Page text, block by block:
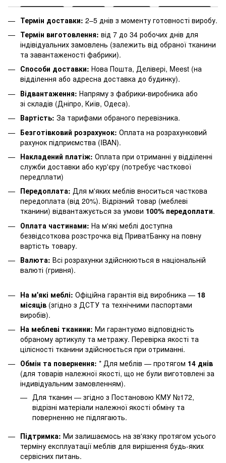
Термін доставки: 2–5 днів з моменту готовності виробу.
Термін виготовлення: від 7 до 34 робочих днів для
індівідуальних замовлень (залежить від обраної тканини
та завантаженості фабрики).
Способи доставки: Нова Пошта, Делівері, Meest (на
відділення або адресна доставка до будинку).
Відвантаження: Напряму з фабрики-виробника або
зі складів (Дніпро, Київ, Одеса).
Вартість: За тарифами обраного перевізника.
Безготівковий розрахунок: Оплата на розрахунковий
рахунок підприємства (IBAN).
Накладений платіж: Оплата при отриманні у відділенні
служби доставки або кур'єру (потребує часткової
передплати)
Передоплата: Для м'яких меблів вноситься часткова
передоплата (від 20%). Відрізний товар (меблеві
тканини) відвантажується за умови 100% передоплати.
Оплата частинами: На м'які меблі доступна
безвідсоткова розстрочка від ПриватБанку на повну
вартість товару.
Валюта: Всі розрахунки здійснюються в національній
валюті (гривня).
На м'які меблі: Офіційна гарантія від виробника — 18
місяців (згідно з ДСТУ та технічними паспортами
виробів).
На меблеві тканини: Ми гарантуємо відповідність
обраному артикулу та метражу. Перевірка якості та
цілісності тканини здійснюється при отриманні.
Обмін та повернення: * Для меблів — протягом 14 днів
(для товарів належної якості, що не були виготовлені за
індивідуальним замовленням).
Для тканин — згідно з Постановою КМУ №172,
відрізні матеріали належної якості обміну та
поверненню не підлягають.
Підтримка: Ми залишаємось на зв'язку протягом усього
терміну експлуатації меблів для вирішення будь-яких
сервісних питань.